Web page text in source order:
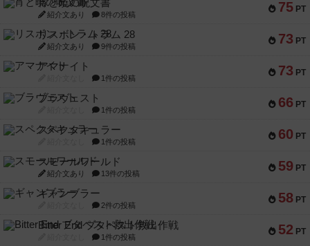
75 PT
宵と暁の呪文書
紹介文あり 8件の投稿
73 PT
リスボン・トラム 28
紹介文あり 9件の投稿
73 PT
アマナイト
1件の投稿
66 PT
ブラヴェスト
1件の投稿
60 PT
スペクタキュラー
1件の投稿
59 PT
スモールワールド
紹介文あり 13件の投稿
58 PT
ギャンブラー
2件の投稿
52 PT
Bitter End ブタペスト救出作戦
1件の投稿